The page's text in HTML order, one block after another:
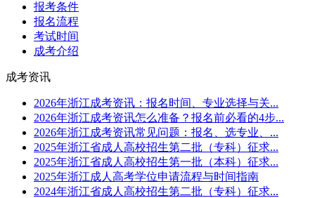
报考条件
报名流程
考试时间
成考介绍
成考资讯
2026年浙江成考资讯：报名时间、专业选择与关...
2026年浙江成考资讯怎么准备？报名前必看的4步...
2026年浙江成考资讯常见问题：报名、选专业、...
2025年浙江省成人高校招生第二批（专科）征求...
2025年浙江省成人高校招生第一批（本科）征求...
2025年浙江成人高考学位申请流程与时间指南
2024年浙江省成人高校招生第二批（专科）征求...